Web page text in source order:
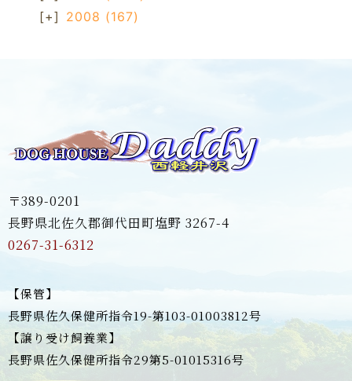
[+] 2008 (167)
〒389-0201
長野県北佐久郡御代田町塩野 3267-4
0267-31-6312
【保管】
長野県佐久保健所指令19-第103-01003812号
【譲り受け飼養業】
長野県佐久保健所指令29第5-01015316号